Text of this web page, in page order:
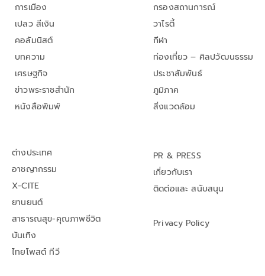
การเมือง
เปลว สีเงิน
คอลัมนิสต์
บทความ
เศรษฐกิจ
ข่าวพระราชสำนัก
หนังสือพิมพ์
กรองสถานการณ์
วาไรตี้
กีฬา
ท่องเที่ยว – ศิลปวัฒนธรรม
ประชาสัมพันธ์
ภูมิภาค
สิ่งแวดล้อม
ต่างประเทศ
อาชญากรรม
X-CITE
ยานยนต์
สาธารณสุข-คุณภาพชีวิต
บันเทิง
ไทยโพสต์ ทีวี
PR & PRESS
เกี่ยวกับเรา
ติดต่อและ สนับสนุน
Privacy Policy